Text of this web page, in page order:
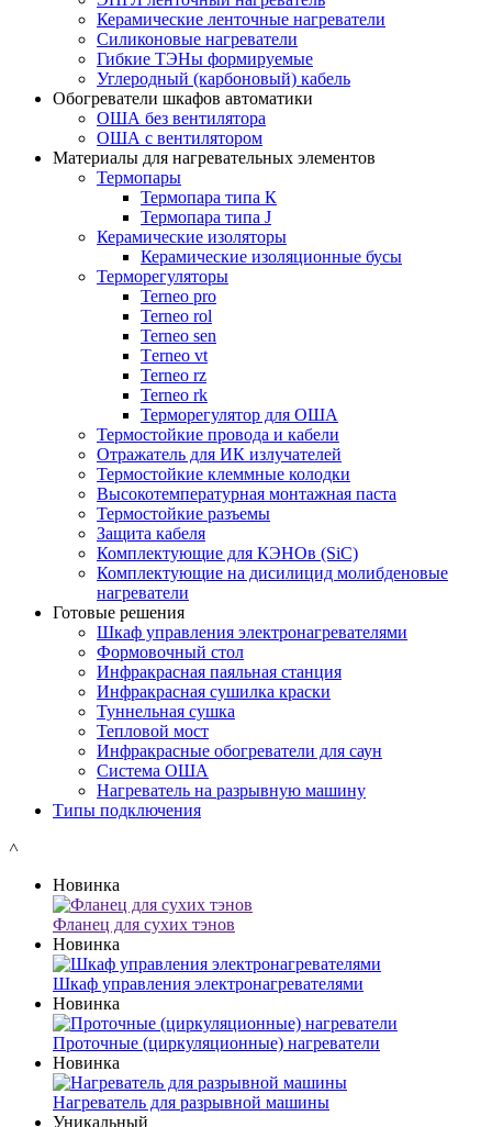
Керамические ленточные нагреватели
Силиконовые нагреватели
Гибкие ТЭНы формируемые
Углеродный (карбоновый) кабель
Обогреватели шкафов автоматики
ОША без вентилятора
ОША с вентилятором
Материалы для нагревательных элементов
Термопары
Термопара типа К
Термопара типа J
Керамические изоляторы
Керамические изоляционные бусы
Терморегуляторы
Terneo pro
Terneo rol
Terneo sen
Тerneo vt
Terneo rz
Terneo rk
Терморегулятор для ОША
Термостойкие провода и кабели
Отражатель для ИК излучателей
Термостойкие клеммные колодки
Высокотемпературная монтажная паста
Термостойкие разъемы
Защита кабеля
Комплектующие для КЭНОв (SiC)
Комплектующие на дисилицид молибденовые
нагреватели
Готовые решения
Шкаф управления электронагревателями
Формовочный стол
Инфракрасная паяльная станция
Инфракрасная сушилка краски
Туннельная сушка
Тепловой мост
Инфракрасные обогреватели для саун
Система ОША
Нагреватель на разрывную машину
Типы подключения
˄
Новинка
Фланец для сухих тэнов
Новинка
Шкаф управления электронагревателями
Новинка
Проточные (циркуляционные) нагреватели
Новинка
Нагреватель для разрывной машины
Уникальный